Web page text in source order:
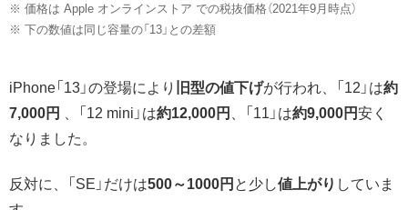
※ 価格は Apple オンラインストア での税抜価格（2021年9月時点）
※ 下の数値は同じ容量の「13」との差額
iPhone「13」の登場により 旧型の値下げが行われ、「12」は約
7,000円
、「12 mini」は約12,000円 、「11」は約9,000円安く
なりました。
反対に、「SE」だけは500～1000円 と少し値上がり していま